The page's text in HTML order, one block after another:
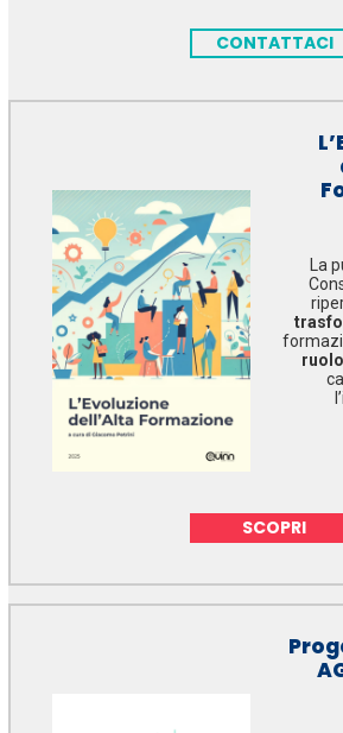
CONTATTACI
La
SCOPRI